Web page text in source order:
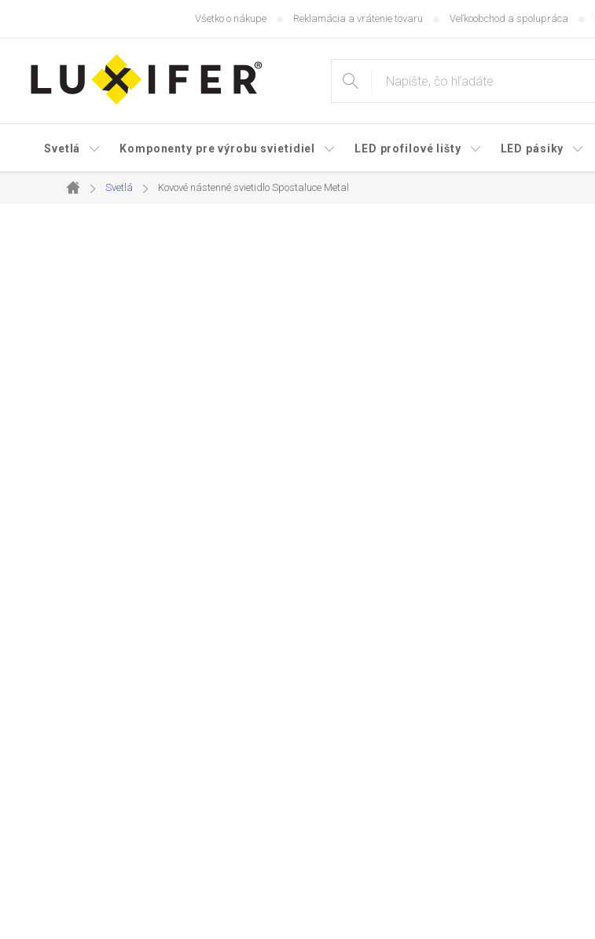
Všetko o nákupe Reklamácia a vrátenie tovaru Veľkoobchod a spolupráca
Svetlá Komponenty pre výrobu svietidiel LED profilové lišty LED pásiky
Domov
Svetlá Kovové nástenné svietidlo Spostaluce Metal